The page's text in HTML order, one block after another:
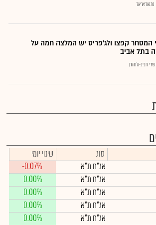
נתנאל אריאל
המסחר קפצו ולג'פריס יש המלצה חמה על
בתל אביב
שירי חביב-ולדהורן
סוג
שינוי יומי
אג"ח ת"א
-0.07%
אג"ח ת"א
0.00%
אג"ח ת"א
0.00%
אג"ח ת"א
0.00%
אג"ח ת"א 0.00%